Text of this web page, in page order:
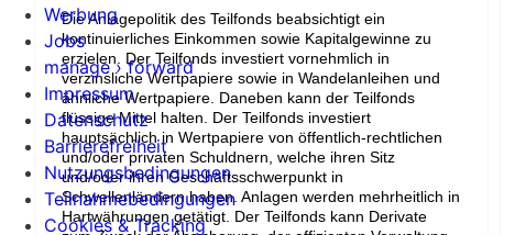
Die Anlagepolitik des Teilfonds beabsichtigt ein
kontinuierliches Einkommen sowie Kapitalgewinne zu
erzielen. Der Teilfonds investiert vornehmlich in
verzinsliche Wertpapiere sowie in Wandelanleihen und
ähnliche Wertpapiere. Daneben kann der Teilfonds
flüssige Mittel halten. Der Teilfonds investiert
hauptsächlich in Wertpapiere von öffentlich-rechtlichen
und/oder privaten Schuldnern, welche ihren Sitz
und/oder ihren Geschäftsschwerpunkt in
Schwellenländern haben. Anlagen werden mehrheitlich in
Hartwährungen getätigt. Der Teilfonds kann Derivate
Werbung
Jobs
manage › forward
Impressum
Datenschutz
Barrierefreiheit
Nutzungsbedingungen
Teilnahmebedingungen
Cookies & Tracking